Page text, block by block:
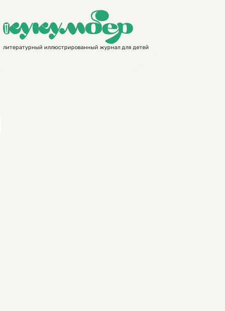
литературный иллюстрированный журнал для детей